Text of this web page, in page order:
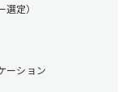
定）
ーション